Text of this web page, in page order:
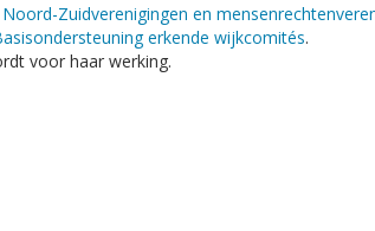
Zuidverenigingen en
erkende wijkcomités.
voor haar werking.